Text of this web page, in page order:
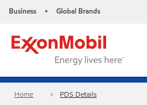
Business • Global Brands
Home PDS Details